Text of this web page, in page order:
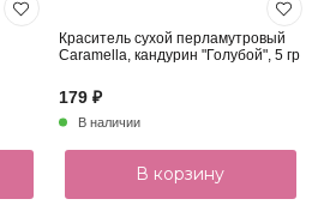
Краситель сухой перламутровый
Caramella, кандурин "Голубой", 5 гр
179 ₽
В наличии
В корзину